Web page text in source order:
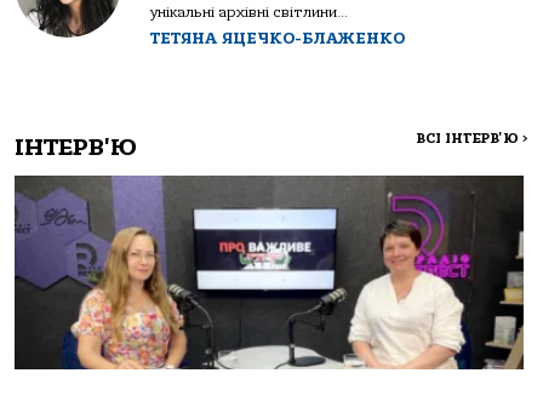
унікальні архівні світлини...
ТЕТЯНА ЯЦЕЧКО-БЛАЖЕНКО
ІНТЕРВ'Ю ВСІ ІНТЕРВ'Ю >